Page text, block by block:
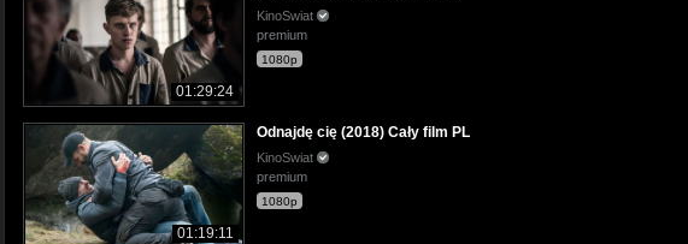
01:29:24
KinoSwiat
premium
1080p
01:19:11
Odnajdę cię (2018) Cały film PL
KinoSwiat
premium
1080p